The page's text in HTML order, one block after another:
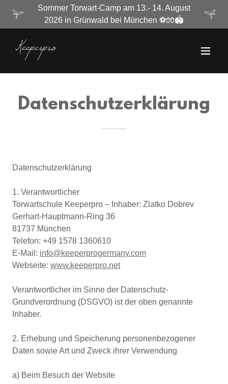
Sommer Torwart-Camp am 13.- 14. August
2026 in Grünwald bei München ⚽🧤🏟️
Keeperpro
Datenschutzerklärung
Datenschutzerklärung
1. Verantwortlicher
Torwartschule Keeperpro – Inhaber: Zlatko Dobrev
Gerhart-Hauptmann-Ring 36
81737 München
Telefon: +49 1578 1360610
E-Mail: info@keeperprogermany.com
Webseite: www.keeperpro.net
Verantwortlicher im Sinne der Datenschutz-
Grundverordnung (DSGVO) ist der oben genannte
Inhaber.
2. Erhebung und Speicherung personenbezogener
Daten sowie Art und Zweck ihrer Verwendung
a) Beim Besuch der Website